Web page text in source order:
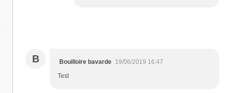
B Bouilloire bavarde 19/06/2019 16:47
Test